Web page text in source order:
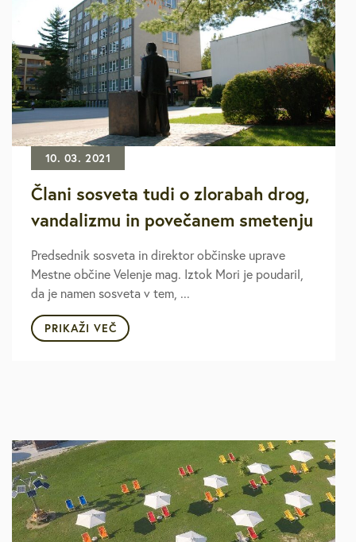
10. 03. 2021
Člani sosveta tudi o zlorabah drog,
vandalizmu in povečanem smetenju
Predsednik sosveta in direktor občinske uprave
Mestne občine Velenje mag. Iztok Mori je poudaril,
da je namen sosveta v tem, ...
PRIKAŽI VEČ